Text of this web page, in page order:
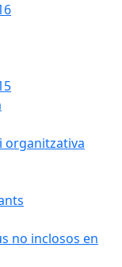
organitzativa
no inclosos en